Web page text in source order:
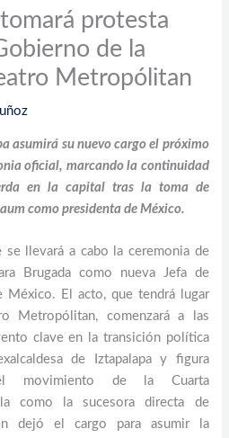
protesta
de la
Metropólitan
asumirá su nuevo cargo el próximo
oficial, marcando la continuidad
en la capital tras la toma de
como presidenta de México.
se llevará a cabo la ceremonia de
Brugada como nueva Jefa de
México. El acto, que tendrá lugar
Metropólitan, comenzará a las
clave en la transición política
de Iztapalapa y figura
movimiento de la Cuarta
como la sucesora directa de
dejó el cargo para asumir la